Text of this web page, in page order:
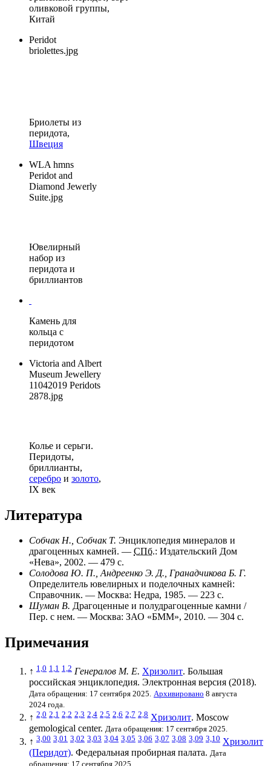
оливковой группы,
Китай
Peridot
briolettes.jpg
Бриолеты из
перидота,
Швеция
WLA hmns
Peridot and
Diamond Jewerly
Suite.jpg
Ювелирный
набор из
перидота и
бриллиантов
Камень для
кольца с
перидотом
Victoria and Albert
Museum Jewellery
11042019 Peridots
2878.jpg
Колье и серьги.
Перидоты,
бриллианты,
серебро и золото,
IX век
Литература
Собчак Н., Собчак Т. Энциклопедия минералов и
драгоценных камней. — СПб.: Издательский Дом
«Нева», 2002. — 479 с.
Солодова Ю. П., Андреенко Э. Д., Гранадчикова Б. Г.
Определитель ювелирных и поделочных камней:
Справочник. — Москва: Недра, 1985. — 223 с.
Шуман В. Драгоценные и полудрагоценные камни /
Пер. с нем. — Москва: ЗАО «БММ», 2010. — 304 с.
Примечания
↑ 1,0 1,1 1,2 Генералов М. Е. Хризолит. Большая
российская энциклопедия. Электронная версия (2018).
Дата обращения: 17 сентября 2025. Архивировано 8 августа
2024 года.
↑ 2,0 2,1 2,2 2,3 2,4 2,5 2,6 2,7 2,8 Хризолит. Moscow
gemological center. Дата обращения: 17 сентября 2025.
↑ 3,00 3,01 3,02 3,03 3,04 3,05 3,06 3,07 3,08 3,09 3,10 Хризолит
(Перидот). Федеральная пробирная палата. Дата
обращения: 17 сентября 2025.